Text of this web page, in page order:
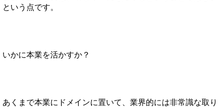
という点です。
いかに本業を活かすか？
あくまで本業にドメインに置いて、業界的には非常識な取り